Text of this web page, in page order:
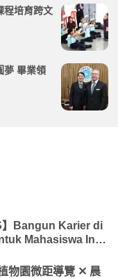
程培育跨文
夢 畢業領
】Bangun Karier di
Mahasiswa Inte
物園微距導覽 ✕ 晨